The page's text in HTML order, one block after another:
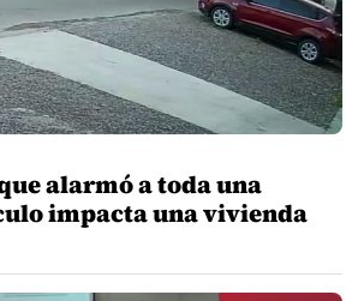
alarmó a toda una
impacta una vivienda